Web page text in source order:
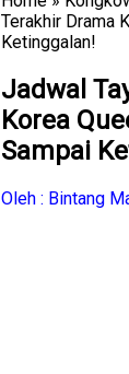
Terakhir Drama
Ketinggalan!
Jadwal
Korea
Sampai
Oleh : Bintang